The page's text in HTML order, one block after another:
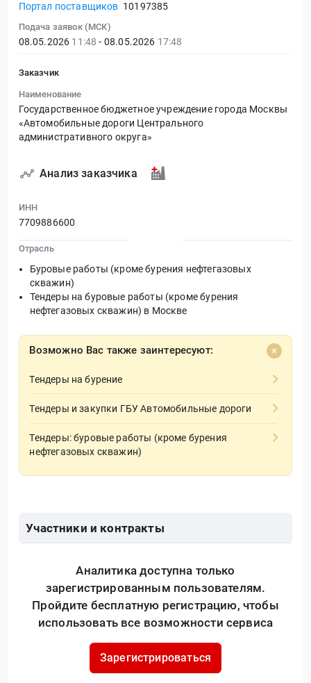
Портал поставщиков 10197385
Подача заявок (МСК)
08.05.2026 11:48 - 08.05.2026 17:48
Заказчик
Наименование
Государственное бюджетное учреждение города Москвы
«Автомобильные дороги Центрального
административного округа»
Анализ заказчика
ИНН
7709886600
Отрасль
Буровые работы (кроме бурения нефтегазовых
скважин)
Тендеры на буровые работы (кроме бурения
нефтегазовых скважин) в Москве
Возможно Вас также заинтересуют:
Тендеры на бурение
Тендеры и закупки ГБУ Автомобильные дороги
Тендеры: буровые работы (кроме бурения
нефтегазовых скважин)
Участники и контракты
Аналитика доступна только
зарегистрированным пользователям.
Пройдите бесплатную регистрацию, чтобы
использовать все возможности сервиса
Зарегистрироваться